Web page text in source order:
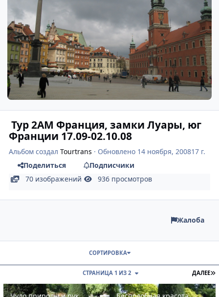
Тур 2АМ Франция, замки Луары, юг
Франции 17.09-02.10.08
Альбом создалTourtrans · Обновлено 14 ноября, 200817 г.
Поделиться
Подписчики
70 изображений
936 просмотров
Жалоба
ДАЛЕЕ
СТРАНИЦА 1 ИЗ 2
СОРТИРОВКА
Чудо природы и рук человеческихБесподобная красота